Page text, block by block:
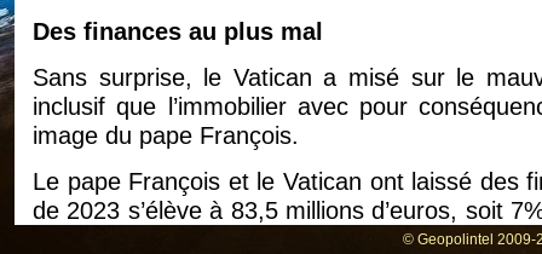
Des finances au plus mal
Sans surprise, le Vatican a misé sur le
inclusif que l’immobilier avec pour
image du pape François.
Le pape François et le Vatican ont laissé des
de 2023 s’élève à 83,5 millions d’euros, soit
d’euros. Ce déficit dure depuis plusieurs
© Geopolintel 2009-